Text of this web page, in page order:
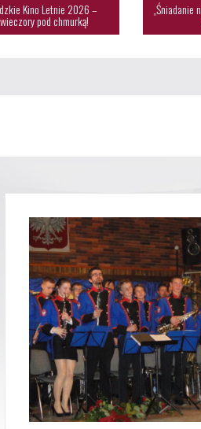
Kino Letnie 2026 –
pod chmurką!
„Śniadanie